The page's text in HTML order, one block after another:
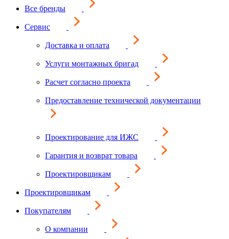
Все бренды
Сервис
Доставка и оплата
Услуги монтажных бригад
Расчет согласно проекта
Предоставление технической документации
Проектирование для ИЖС
Гарантия и возврат товара
Проектировщикам
Проектировщикам
Покупателям
О компании